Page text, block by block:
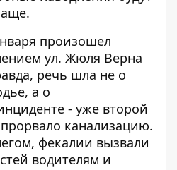
произошел
ул. Жюля Верна
речь шла не о
а о
- уже второй
канализацию.
фекалии вызвали
водителям и